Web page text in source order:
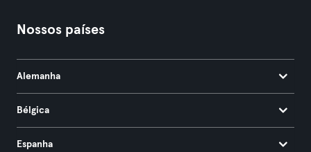
Nossos países
Alemanha
Bélgica
Espanha